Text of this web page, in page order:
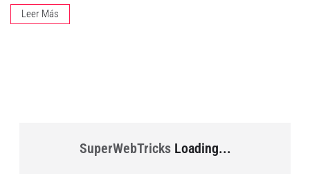
Leer Más
SuperWebTricksLoading...